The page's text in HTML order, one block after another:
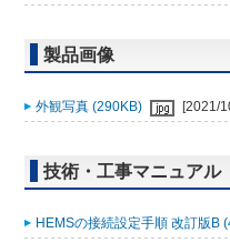
製品画像
外観写真 (290KB) [2021/
技術・工事マニュアル
HEMSの接続設定手順 改訂版B